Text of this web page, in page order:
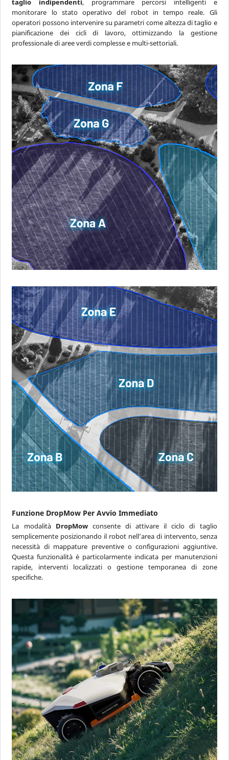
monitorare lo stato operativo del robot in tempo reale. Gli
operatori possono intervenire su parametri come altezza di taglio e
pianificazione dei cicli di lavoro, ottimizzando la gestione
professionale di aree verdi complesse e multi-settoriali.
Funzione DropMow Per Avvio Immediato
La modalità DropMowconsente di attivare il ciclo di taglio
semplicemente posizionando il robot nell’area di intervento, senza
necessità di mappature preventive o configurazioni aggiuntive.
Questa funzionalità è particolarmente indicata per manutenzioni
rapide, interventi localizzati o gestione temporanea di zone
specifiche.